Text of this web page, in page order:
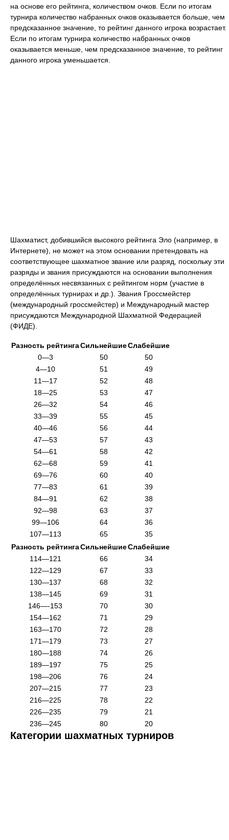
на основе его рейтинга, количеством очков. Если по итогам
турнира количество набранных очков оказывается больше, чем
предсказанное значение, то рейтинг данного игрока возрастает.
Если по итогам турнира количество набранных очков
оказывается меньше, чем предсказанное значение, то рейтинг
данного игрока уменьшается.
Шахматист, добившийся высокого рейтинга Эло (например, в
Интернете), не может на этом основании претендовать на
соответствующее шахматное звание или разряд, поскольку эти
разряды и звания присуждаются на основании выполнения
определённых несвязанных с рейтингом норм (участие в
определённых турнирах и др.). Звания Гроссмейстер
(международный гроссмейстер) и Международный мастер
присуждаются Международной Шахматной Федерацией
(ФИДЕ).
Разность рейтингаСильнейшиеСлабейшие
0—3
50
50
4—10
51
49
11—17
52
48
18—25
53
47
26—32
54
46
33—39
55
45
40—46
56
44
47—53
57
43
54—61
58
42
62—68
59
41
69—76
60
40
77—83
61
39
84—91
62
38
92—98
63
37
99—106
64
36
107—113
65
35
Разность рейтингаСильнейшиеСлабейшие
114—121
66
34
122—129
67
33
130—137
68
32
138—145
69
31
146—-153
70
30
154—162
71
29
163—170
72
28
171—179
73
27
180—188
74
26
189—197
75
25
198—206
76
24
207—215
77
23
216—225
78
22
226—235
79
21
236—245
80 20
Категории шахматных турниров